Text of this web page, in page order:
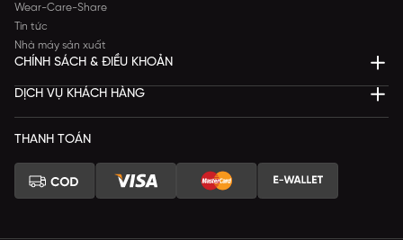
Wear-Care-Share
Tin tức
Nhà máy sản xuất
CHÍNH SÁCH & ĐIỀU KHOẢN
DỊCH VỤ KHÁCH HÀNG
THANH TOÁN